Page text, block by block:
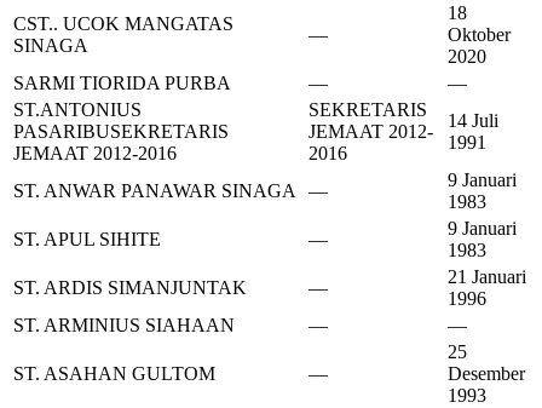
CST.. UCOK MANGATAS
SINAGA
—
18
Oktober
2020
SARMI TIORIDA PURBA
—
—
ST.ANTONIUS
PASARIBUSEKRETARIS
JEMAAT 2012-2016
SEKRETARIS
JEMAAT 2012-
2016
14 Juli
1991
ST. ANWAR PANAWAR SINAGA —
9 Januari
1983
ST. APUL SIHITE
—
9 Januari
1983
ST. ARDIS SIMANJUNTAK
—
21 Januari
1996
ST. ARMINIUS SIAHAAN
— —
ST. ASAHAN GULTOM —
25
Desember
1993